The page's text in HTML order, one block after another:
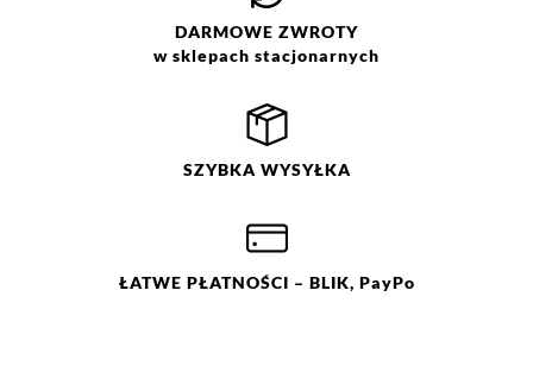
DARMOWE ZWROTY
w sklepach stacjonarnych
SZYBKA WYSYŁKA
ŁATWE PŁATNOŚCI – BLIK, PayPo